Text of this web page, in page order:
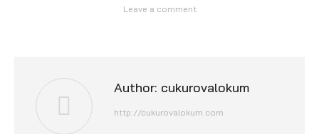
Leave a comment
Author: cukurovalokum
http://cukurovalokum.com